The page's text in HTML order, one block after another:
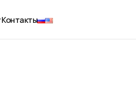
Контакты